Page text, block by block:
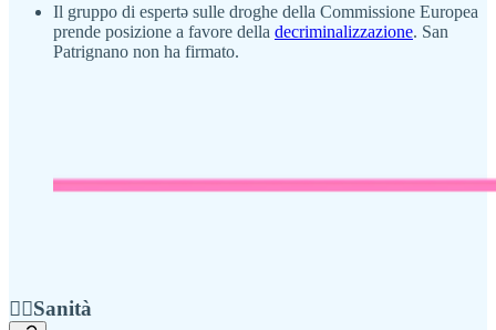
Il gruppo di espertə sulle droghe della Commissione Europea
prende posizione a favore della decriminalizzazione. San
Patrignano non ha firmato.
👨‍⚕️Sanità